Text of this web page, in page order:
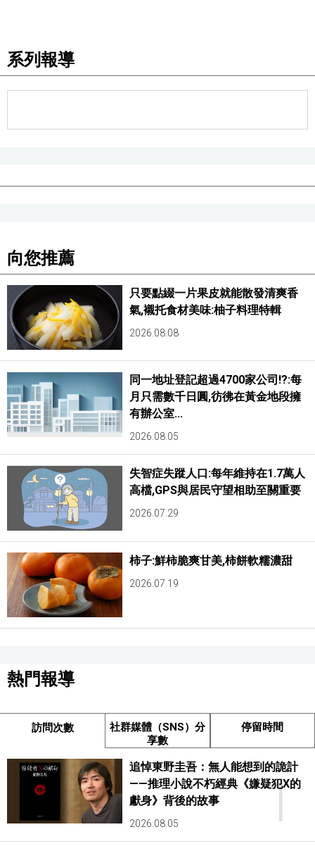
醫療健康
語言
東京
系列報導
向您推薦
只要點綴一片果皮就能散發清爽香
氣,襯托食材美味:柚子料理特輯
2026.08.08
同一地址登記超過4700家公司!?:每
月只需數千日圓,彷彿在黃金地段擁
有辦公室...
2026.08.05
失智症失蹤人口:每年維持在1.7萬人
高檔,GPS與居民守望相助至關重要
2026.07.29
柿子:鮮柿脆爽甘美,柿餅軟糯濃甜
2026.07.19
熱門報導
訪問次數
社群媒體（SNS）分
享數
停留時間
1
追悼東野圭吾：無人能想到的詭計
——推理小說不朽經典《嫌疑犯X的
獻身》背後的故事
2026.08.05